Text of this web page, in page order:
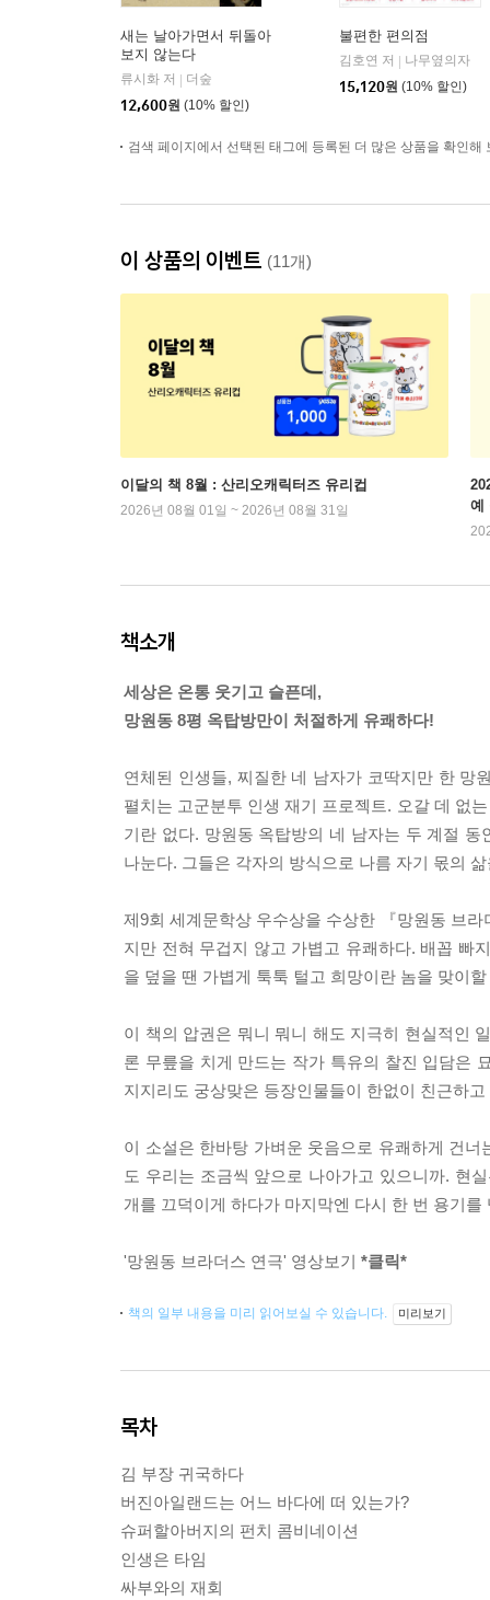
새는 날아가면서 뒤돌아
보지 않는다
류시화 저
더숲
12,600원 (10% 할인)
불편한 편의점
김호연 저
나무옆의자
15,120원 (10% 할인)
검색 페이지에서 선택된 태그에 등록된 더 많은 상품을 확인해
이 상품의 이벤트 (11개)
이달의 책 8월 : 산리오캐릭터즈 유리컵
2026년 08월 01일 ~ 2026년 08월 31일
예
책소개
세상은 온통 웃기고 슬픈데,
망원동 8평 옥탑방만이 처절하게 유쾌하다!
연체된 인생들, 찌질한 네 남자가 코딱지만 한 망
펼치는 고군분투 인생 재기 프로젝트. 오갈 데 없
기란 없다. 망원동 옥탑방의 네 남자는 두 계절
나눈다. 그들은 각자의 방식으로 나름 자기 몫의
제9회 세계문학상 우수상을 수상한 『망원동 브
지만 전혀 무겁지 않고 가볍고 유쾌하다. 배꼽 빠
을 덮을 땐 가볍게 툭툭 털고 희망이란 놈을 맞이
이 책의 압권은 뭐니 뭐니 해도 지극히 현실적인
론 무릎을 치게 만드는 작가 특유의 찰진 입담은
지지리도 궁상맞은 등장인물들이 한없이 친근하
이 소설은 한바탕 가벼운 웃음으로 유쾌하게 건
도 우리는 조금씩 앞으로 나아가고 있으니까. 현
개를 끄덕이게 하다가 마지막엔 다시 한 번 용기
'망원동 브라더스 연극' 영상보기 *클릭*
책의 일부 내용을 미리 읽어보실 수 있습니다. 미리보기
목차
김 부장 귀국하다
버진아일랜드는 어느 바다에 떠 있는가?
슈퍼할아버지의 펀치 콤비네이션
인생은 타임
싸부와의 재회